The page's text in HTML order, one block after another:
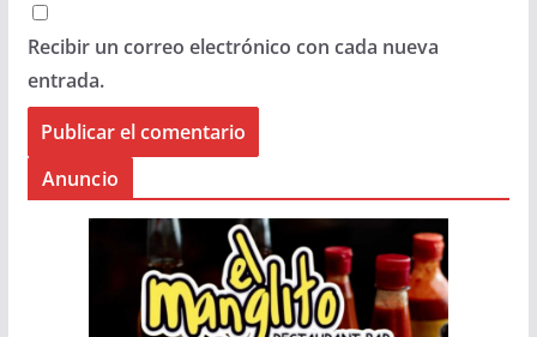
Recibir un correo electrónico con cada nueva
entrada.
Anuncio